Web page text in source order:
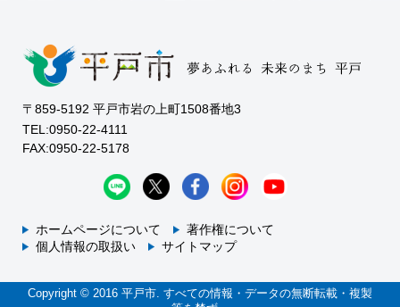
〒859-5192 平戸市岩の上町1508番地3
TEL:0950-22-4111
FAX:0950-22-5178
ホームページについて
著作権について
個人情報の取扱い
サイトマップ
Copyright © 2016 平戸市. すべての情報・データの無断転載・複製